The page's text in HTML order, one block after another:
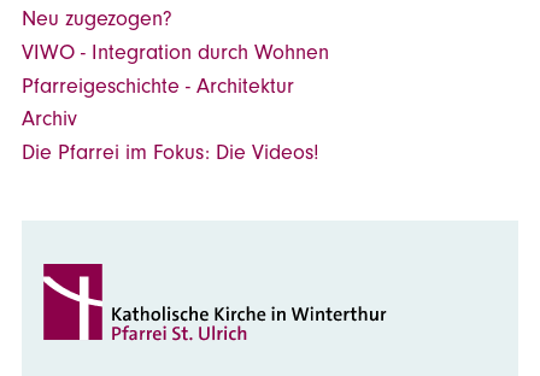
Neu zugezogen?
VIWO - Integration durch Wohnen
Pfarreigeschichte - Architektur
Archiv
Die Pfarrei im Fokus: Die Videos!